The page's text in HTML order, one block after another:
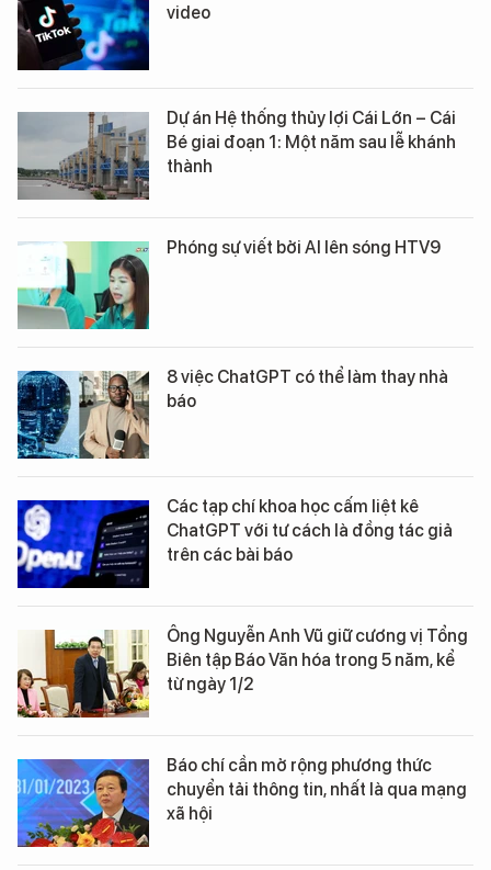
video
Dự án Hệ thống thủy lợi Cái Lớn – Cái
Bé giai đoạn 1: Một năm sau lễ khánh
thành
Phóng sự viết bởi AI lên sóng HTV9
8 việc ChatGPT có thể làm thay nhà
báo
Các tạp chí khoa học cấm liệt kê
ChatGPT với tư cách là đồng tác giả
trên các bài báo
Ông Nguyễn Anh Vũ giữ cương vị Tổng
Biên tập Báo Văn hóa trong 5 năm, kể
từ ngày 1/2
Báo chí cần mở rộng phương thức
chuyển tải thông tin, nhất là qua mạng
xã hội